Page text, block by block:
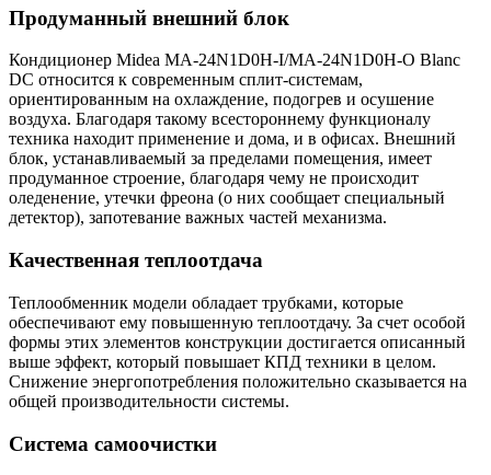
Продуманный внешний блок
Кондиционер Midea MA-24N1D0H-I/MA-24N1D0H-O Blanc
DC относится к современным сплит-системам,
ориентированным на охлаждение, подогрев и осушение
воздуха. Благодаря такому всестороннему функционалу
техника находит применение и дома, и в офисах. Внешний
блок, устанавливаемый за пределами помещения, имеет
продуманное строение, благодаря чему не происходит
оледенение, утечки фреона (о них сообщает специальный
детектор), запотевание важных частей механизма.
Качественная теплоотдача
Теплообменник модели обладает трубками, которые
обеспечивают ему повышенную теплоотдачу. За счет особой
формы этих элементов конструкции достигается описанный
выше эффект, который повышает КПД техники в целом.
Снижение энергопотребления положительно сказывается на
общей производительности системы.
Система самоочистки